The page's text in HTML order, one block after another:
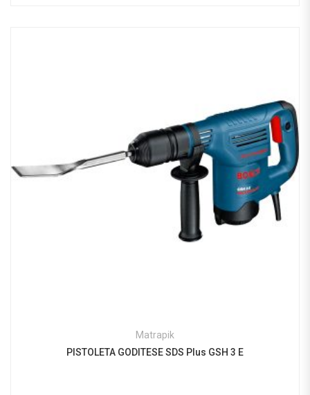
Matrapik
PISTOLETA GODITESE SDS Plus GSH 3 E